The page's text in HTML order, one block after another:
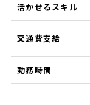
活かせるスキル
交通費支給
勤務時間